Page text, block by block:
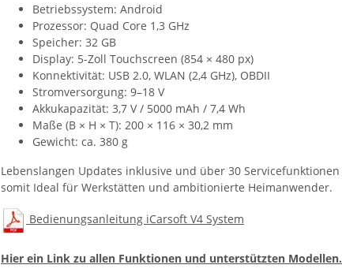
Betriebssystem: Android
Prozessor: Quad Core 1,3 GHz
Speicher: 32 GB
Display: 5-Zoll Touchscreen (854 × 480 px)
Konnektivität: USB 2.0, WLAN (2,4 GHz), OBDII
Stromversorgung: 9–18 V
Akkukapazität: 3,7 V / 5000 mAh / 7,4 Wh
Maße (B × H × T): 200 × 116 × 30,2 mm
Gewicht: ca. 380 g
Lebenslangen Updates inklusive und über 30 Servicefunktionen
somit Ideal für Werkstätten und ambitionierte Heimanwender.
Bedienungsanleitung iCarsoft V4 System
Hier ein Link zu allen Funktionen und unterstützten Modellen.